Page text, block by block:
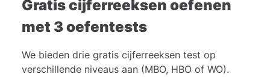
Gratis cijferreeksen oefenen
met 3 oefentests
We bieden drie gratis cijferreeksen test op
verschillende niveaus aan (MBO, HBO of WO).